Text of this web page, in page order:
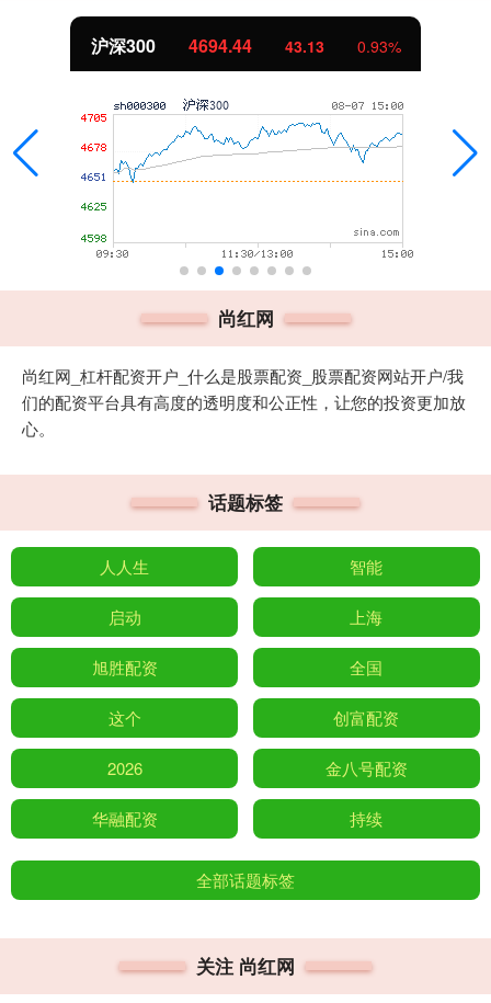
沪深300 4694.44 43.13 0.93%
尚红网
尚红网_杠杆配资开户_什么是股票配资_股票配资网站开户/我
们的配资平台具有高度的透明度和公正性，让您的投资更加放
心。
话题标签
人人生 智能
启动 上海
旭胜配资 全国
这个 创富配资
2026 金八号配资
华融配资 持续
全部话题标签
关注 尚红网